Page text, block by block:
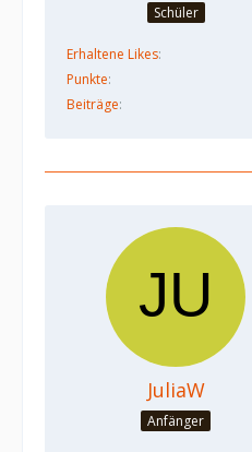
Schüler
Erhaltene Likes
Punkte
Beiträge
JuliaW
Anfänger